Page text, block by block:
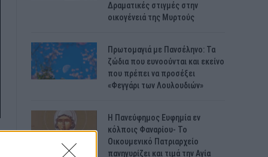
Δραματικές στιγμές στην
οικογένειά της Μυρτούς
Πρωτομαγιά με Πανσέληνο: Τα
ζώδια που ευνοούνται και εκείνο
που πρέπει να προσέξει
«Φεγγάρι των Λουλουδιών»
H Πανεύφημος Ευφημία εν
κόλποις Φαναρίου- Το
Οικουμενικό Πατριαρχείο
πανηγυρίζει και τιμά την Αγία